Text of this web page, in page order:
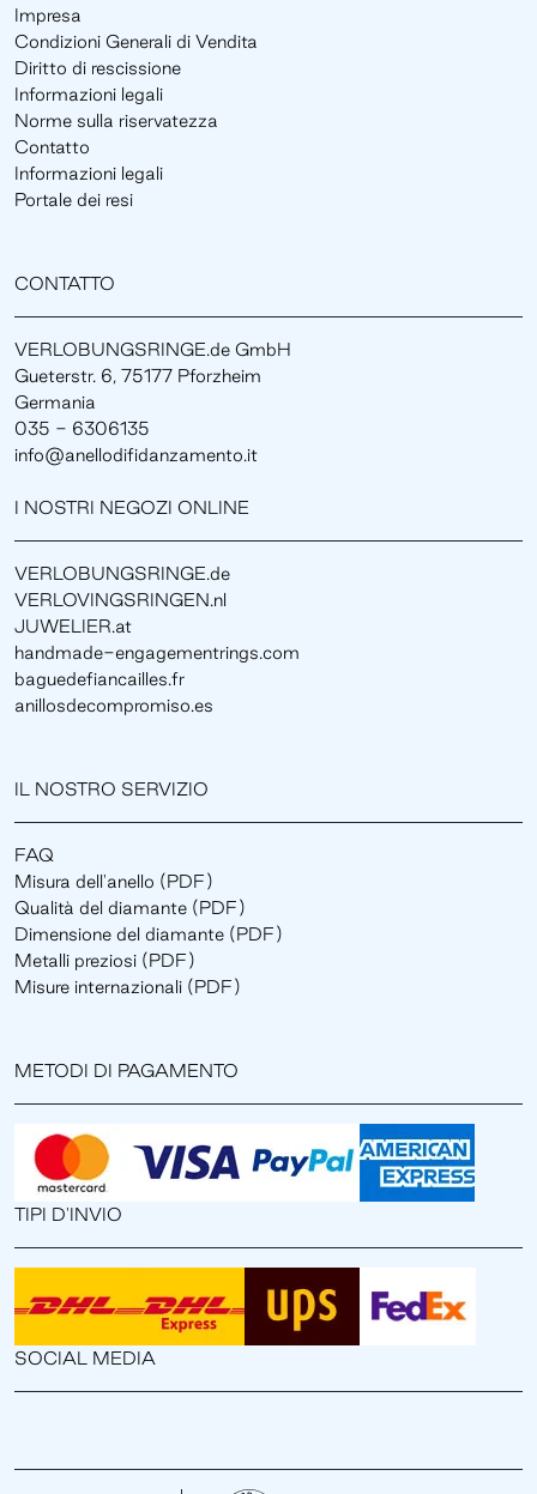
Impresa
Condizioni Generali di Vendita
Diritto di rescissione
Informazioni legali
Norme sulla riservatezza
Contatto
Informazioni legali
Portale dei resi
CONTATTO
VERLOBUNGSRINGE.de GmbH
Gueterstr. 6, 75177 Pforzheim
Germania
035 - 6306135
info@anellodifidanzamento.it
I NOSTRI NEGOZI ONLINE
VERLOBUNGSRINGE.de
VERLOVINGSRINGEN.nl
JUWELIER.at
handmade-engagementrings.com
baguedefiancailles.fr
anillosdecompromiso.es
IL NOSTRO SERVIZIO
FAQ
Misura dell'anello (PDF)
Qualità del diamante (PDF)
Dimensione del diamante (PDF)
Metalli preziosi (PDF)
Misure internazionali (PDF)
METODI DI PAGAMENTO
TIPI D'INVIO
SOCIAL MEDIA